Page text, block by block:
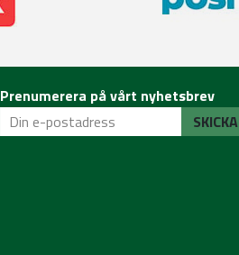
Prenumerera på vårt nyhetsbrev
SKICKA